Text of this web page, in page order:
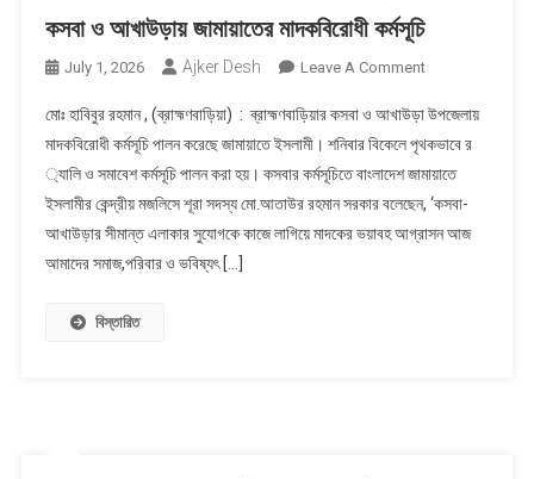
কসবা ও আখাউড়ায় জামায়াতের মাদকবিরোধী কর্মসূচি
July 1, 2026 Ajker Desh Leave A CommentOn
ও
আখাউড়ায়
জামায়াতের
মাদকবিরোধী
কর্মসূচি
মোঃ হাবিবুর রহমান , (ব্রাহ্মণবাড়িয়া) : ব্রাহ্মণবাড়িয়ার কসবা ও আখাউড়া উপজেলায়
মাদকবিরোধী কর্মসূচি পালন করেছে জামায়াতে ইসলামী। শনিবার বিকেলে পৃথকভাবে র
্যালি ও সমাবেশ কর্মসূচি পালন করা হয়। কসবার কর্মসূচিতে বাংলাদেশ জামায়াতে
ইসলামীর কেন্দ্রীয় মজলিসে শূরা সদস্য মো.আতাউর রহমান সরকার বলেছেন, ‘কসবা-
আখাউড়ার সীমান্ত এলাকার সুযোগকে কাজে লাগিয়ে মাদকের ভয়াবহ আগ্রাসন আজ
আমাদের সমাজ,পরিবার ও ভবিষ্যৎ […]
বিস্তারিত